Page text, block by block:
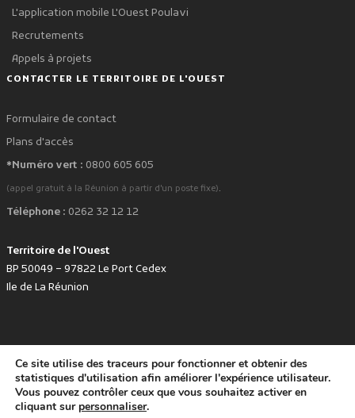
L'application mobile L'Ouest Poulavi
Recrutements
Appels à projets
CONTACTER LE TERRITOIRE DE L'OUEST
Formulaire de contact
Plans d'accès
*Numéro vert : 0800 605 605
(appel gratuit à la Réunion à partir d'un poste fixe).
Téléphone : 0262 32 12 12
Territoire de l'Ouest
BP 50049 – 97822 Le Port Cedex
Ile de La Réunion
Développé avec favoritepar le Territoire de l'Ouest © www.tco.re -2026.
Politique de protection des données personnelles
Mentions légales
Accessibilité : non conforme
Ce site utilise des traceurs pour fonctionner et obtenir des
statistiques d'utilisation afin améliorer l'expérience utilisateur.
Vous pouvez contrôler ceux que vous souhaitez activer en
cliquant sur personnaliser.